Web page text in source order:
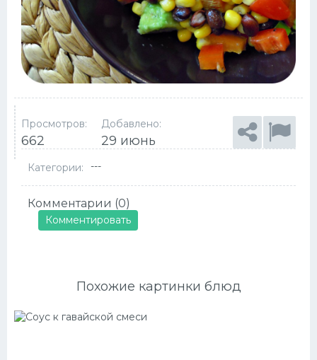
Просмотров:
662
Добавлено:
29 июнь
Категории: ---
Комментарии (0)
Комментировать
Похожие картинки блюд